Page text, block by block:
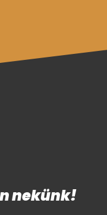
nekünk!